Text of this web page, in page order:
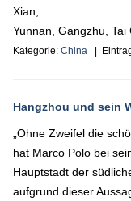
Xian,
Yunnan, Gangzhu, Tai
Kategorie: China |
Hangzhou und sein
„Ohne Zweifel die
hat Marco Polo bei
Hauptstadt der
aufgrund dieser